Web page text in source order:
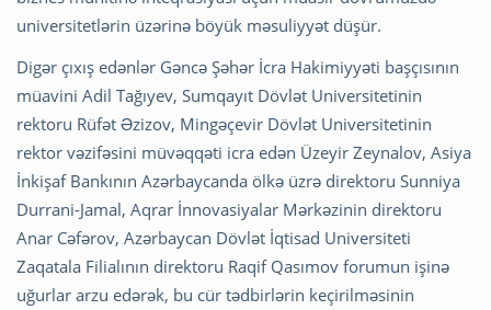
universitetlərin üzərinə böyük məsuliyyət düşür.
Digər çıxış edənlər Gəncə Şəhər İcra Hakimiyyəti başçısının
müavini Adil Tağıyev, Sumqayıt Dövlət Universitetinin
rektoru Rüfət Əzizov, Mingəçevir Dövlət Universitetinin
rektor vəzifəsini müvəqqəti icra edən Üzeyir Zeynalov, Asiya
İnkişaf Bankının Azərbaycanda ölkə üzrə direktoru Sunniya
Durrani-Jamal, Aqrar İnnovasiyalar Mərkəzinin direktoru
Anar Cəfərov, Azərbaycan Dövlət İqtisad Universiteti
Zaqatala Filialının direktoru Raqif Qasımov forumun işinə
uğurlar arzu edərək, bu cür tədbirlərin keçirilməsinin